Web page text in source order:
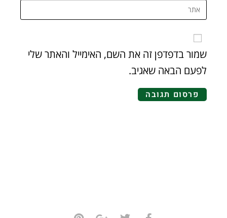
שמור בדפדפן זה את השם, האימייל והאתר שלי
לפעם הבאה שאגיב.